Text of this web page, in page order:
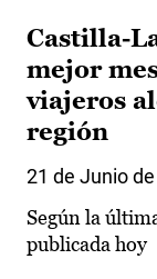
Castilla-
mejor
viajeros
región
21 de Junio
Según la
publicada hoy